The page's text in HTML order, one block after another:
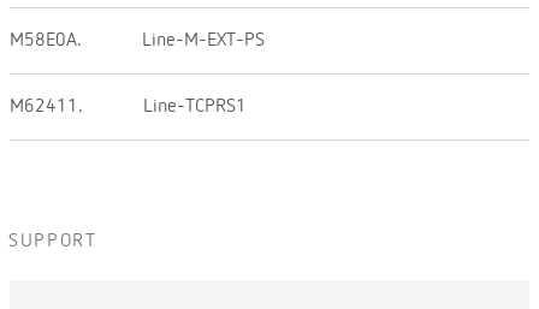
M58E0A. Line-M-EXT-PS
M62411. Line-TCPRS1
SUPPORT